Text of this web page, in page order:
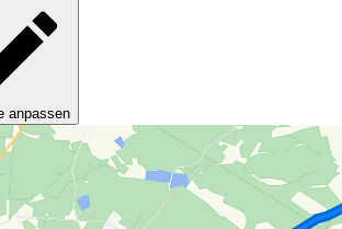
anpassen